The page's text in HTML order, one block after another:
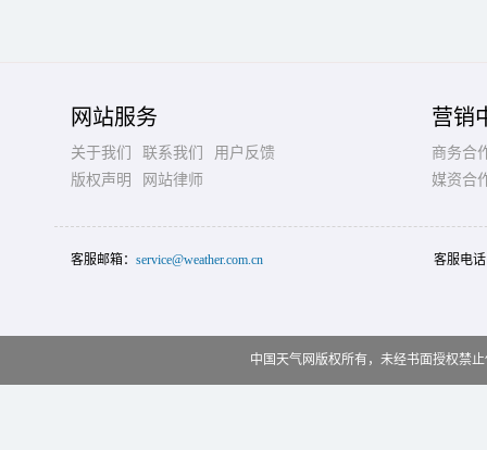
网站服务
关于我们 联系我们
用户反馈
版权声明
网站律师
营销
商务合
媒资合
客服邮箱： service@weather.com.cn 客服电
中国天气网版权所有，未经书面授权